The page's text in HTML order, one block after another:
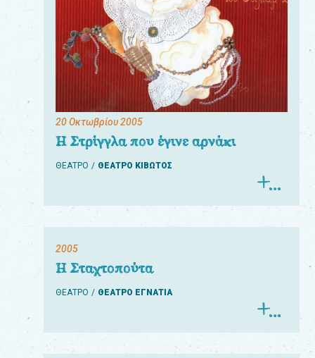
20 Οκτωβρίου 2005
Η Στρίγγλα που έγινε αρνάκι
ΘΕΑΤΡΟ ΘΕΑΤΡΟ ΚΙΒΩΤΟΣ
2005
Η Σταχτοπούτα
ΘΕΑΤΡΟ ΘΕΑΤΡΟ ΕΓΝΑΤΙΑ